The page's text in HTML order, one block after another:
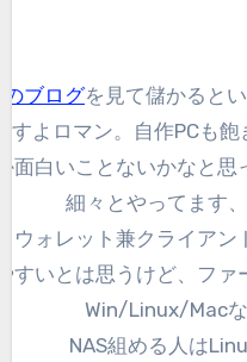
ブログを見て儲かると
すよロマン。自作PCも
面白いことないかなと
細々とやってます
ウォレット兼クライア
すいとは思うけど、フ
Win/Linux/Macな
NAS組める人は